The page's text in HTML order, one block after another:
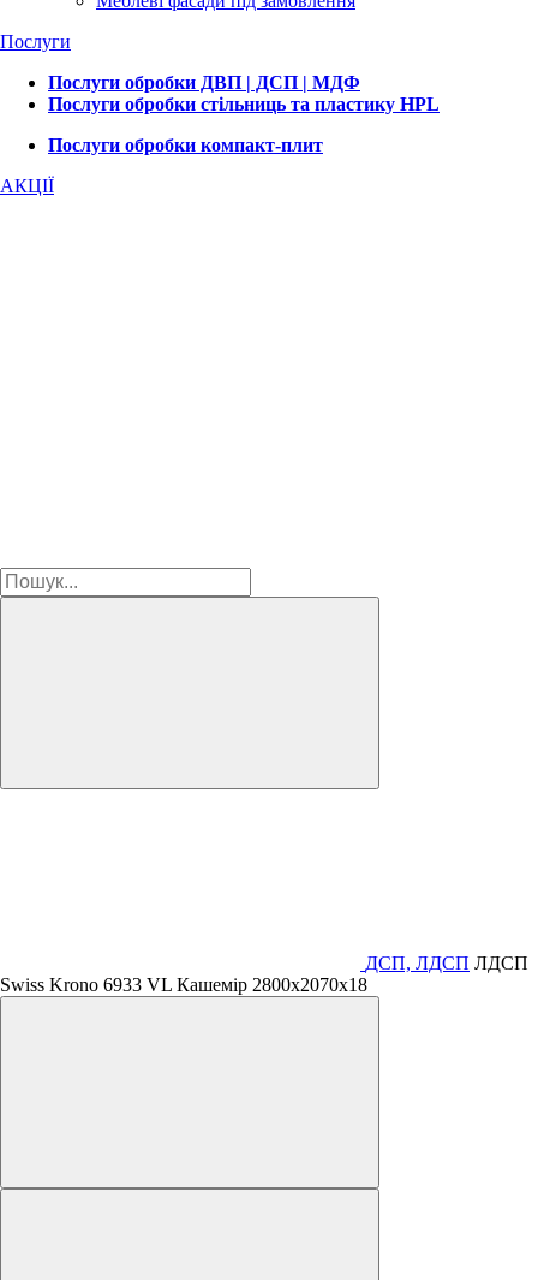
Послуги
Послуги обробки ДВП | ДСП | МДФ
Послуги обробки стільниць та пластику HPL
Послуги обробки компакт-плит
АКЦІЇ
ДСП, ЛДСП ЛДСП
Swiss Krono 6933 VL Кашемір 2800х2070х18